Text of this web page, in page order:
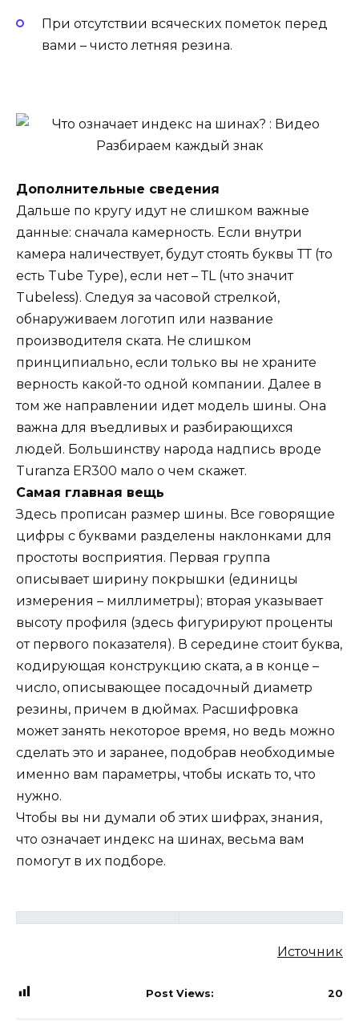
При отсутствии всяческих пометок перед
вами – чисто летняя резина.
Дополнительные сведения
Дальше по кругу идут не слишком важные
данные: сначала камерность. Если внутри
камера наличествует, будут стоять буквы ТТ (то
есть Tube Type), если нет – ТL (что значит
Tubeless). Следуя за часовой стрелкой,
обнаруживаем логотип или название
производителя ската. Не слишком
принципиально, если только вы не храните
верность какой-то одной компании. Далее в
том же направлении идет модель шины. Она
важна для въедливых и разбирающихся
людей. Большинству народа надпись вроде
Turanza ER300 мало о чем скажет.
Самая главная вещь
Здесь прописан размер шины. Все говорящие
цифры с буквами разделены наклонками для
простоты восприятия. Первая группа
описывает ширину покрышки (единицы
измерения – миллиметры); вторая указывает
высоту профиля (здесь фигурируют проценты
от первого показателя). В середине стоит буква,
кодирующая конструкцию ската, а в конце –
число, описывающее посадочный диаметр
резины, причем в дюймах. Расшифровка
может занять некоторое время, но ведь можно
сделать это и заранее, подобрав необходимые
именно вам параметры, чтобы искать то, что
нужно.
Чтобы вы ни думали об этих шифрах, знания,
что означает индекс на шинах, весьма вам
помогут в их подборе.
Источник
Post Views: 20